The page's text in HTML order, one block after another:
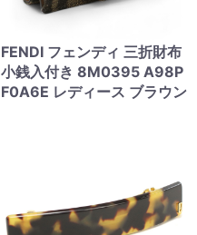
FENDI フェンディ 三折財布
小銭入付き 8M0395 A98P
F0A6E レディース ブラウン